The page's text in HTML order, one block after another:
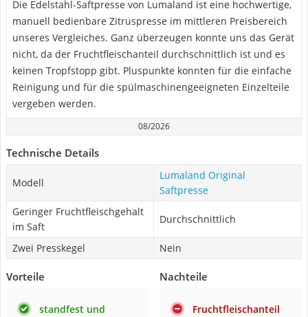
Die Edelstahl-Saftpresse von Lumaland ist eine hochwertige,
manuell bedienbare Zitruspresse im mittleren Preisbereich
unseres Vergleiches. Ganz überzeugen konnte uns das Gerät
nicht, da der Fruchtfleischanteil durchschnittlich ist und es
keinen Tropfstopp gibt. Pluspunkte konnten für die einfache
Reinigung und für die spülmaschinengeeigneten Einzelteile
vergeben werden.
08/2026
Technische Details
Modell
Lumaland Original
Saftpresse
Geringer Fruchtfleischgehalt
im Saft
Durchschnittlich
Zwei Presskegel Nein
Vorteile
standfest und
Nachteile
Fruchtfleischanteil